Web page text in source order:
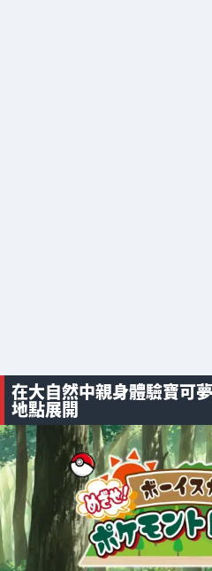
在大自然中親身體驗寶可
地點展開